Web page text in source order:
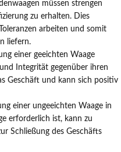
müssen strengen
zu erhalten. Dies
arbeiten und somit
liefern.
einer geeichten Waage
Integrität gegenüber ihren
Geschäft und kann sich positiv
einer ungeeichten Waage in
erforderlich ist, kann zu
Schließung des Geschäfts